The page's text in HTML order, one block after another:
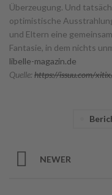
Überzeugung. Und
optimistische
und Eltern eine
Fantasie, in dem nichts
libelle-magazin.de
Quelle:https://issuu.com/
NEWER